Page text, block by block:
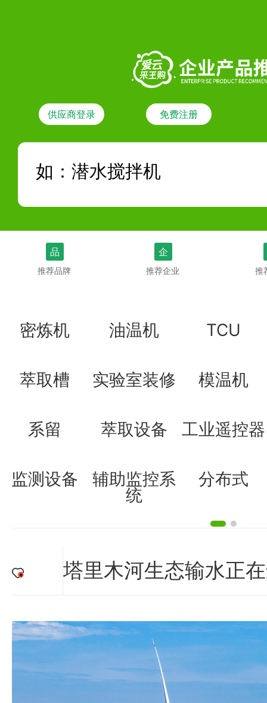
供应商登录 免费注册
品
推荐品牌
企
推荐企业 推
密炼机 油温机 TCU
萃取槽 实验室装修 模温机
系留 萃取设备 工业遥控器
监测设备 辅助监控系
统
分布式
塔里木河生态输水正